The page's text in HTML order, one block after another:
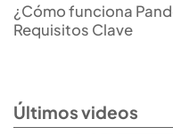
¿Cómo funciona
Requisitos Clave
Últimos videos